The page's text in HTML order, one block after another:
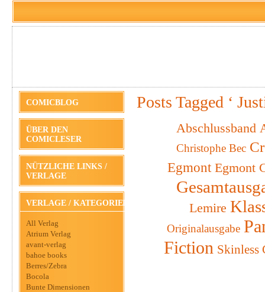
COMICBLOG
ÜBER DEN
COMICLESER
NÜTZLICHE LINKS /
VERLAGE
VERLAGE / KATEGORIEN
All Verlag
Atrium Verlag
avant-verlag
bahoe books
Berres/Zebra
Bocola
Bunte Dimensionen
Posts Tagged ‘
Abschlussband
Christophe Bec
Egmont Egmont
Lemire
Originalausgabe
Fiction Skinless